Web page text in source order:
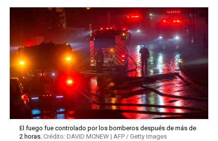
El fuego fue controlado por los bomberos después de más de
2 horas. Crédito: DAVID MCNEW | AFP / Getty Images